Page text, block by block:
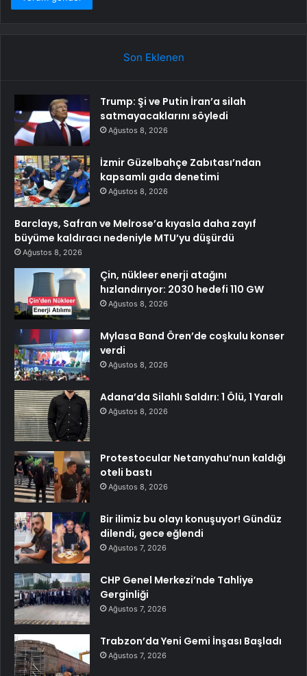
Son Eklenen
Trump: Şi ve Putin İran’a silah
satmayacaklarını söyledi
Ağustos 8, 2026
İzmir Güzelbahçe Zabıtası’ndan
kapsamlı gıda denetimi
Ağustos 8, 2026
Barclays, Safran ve Melrose’a kıyasla daha zayıf
büyüme kaldıracı nedeniyle MTU’yu düşürdü
Ağustos 8, 2026
Çin, nükleer enerji atağını
hızlandırıyor: 2030 hedefi 110 GW
Ağustos 8, 2026
Mylasa Band Ören’de coşkulu konser
verdi
Ağustos 8, 2026
Adana’da Silahlı Saldırı: 1 Ölü, 1 Yaralı
Ağustos 8, 2026
Protestocular Netanyahu’nun kaldığı
oteli bastı
Ağustos 8, 2026
Bir ilimiz bu olayı konuşuyor! Gündüz
dilendi, gece eğlendi
Ağustos 7, 2026
CHP Genel Merkezi’nde Tahliye
Gerginliği
Ağustos 7, 2026
Trabzon’da Yeni Gemi İnşası Başladı
Ağustos 7, 2026